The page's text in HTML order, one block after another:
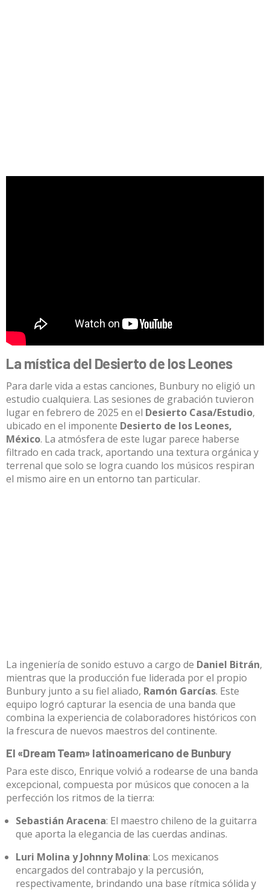
La mística del Desierto de los Leones
Para darle vida a estas canciones, Bunbury no eligió un
estudio cualquiera. Las sesiones de grabación tuvieron
lugar en febrero de 2025 en el Desierto Casa/Estudio,
ubicado en el imponente Desierto de los Leones,
México. La atmósfera de este lugar parece haberse
filtrado en cada track, aportando una textura orgánica y
terrenal que solo se logra cuando los músicos respiran
el mismo aire en un entorno tan particular.
La ingeniería de sonido estuvo a cargo de Daniel Bitrán,
mientras que la producción fue liderada por el propio
Bunbury junto a su fiel aliado, Ramón Garcías. Este
equipo logró capturar la esencia de una banda que
combina la experiencia de colaboradores históricos con
la frescura de nuevos maestros del continente.
El «Dream Team» latinoamericano de Bunbury
Para este disco, Enrique volvió a rodearse de una banda
excepcional, compuesta por músicos que conocen a la
perfección los ritmos de la tierra:
Sebastián Aracena: El maestro chileno de la guitarra
que aporta la elegancia de las cuerdas andinas.
Luri Molina y Johnny Molina: Los mexicanos
encargados del contrabajo y la percusión,
respectivamente, brindando una base rítmica sólida y